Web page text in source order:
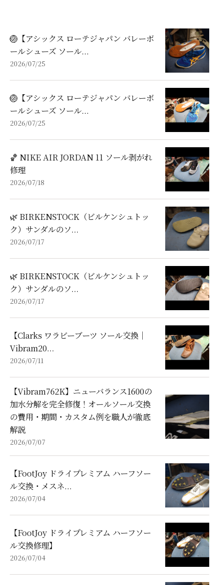
🏐【アシックス ローテジャパン バレーボ
ールシューズ ソール...
2026/07/25
🏐【アシックス ローテジャパン バレーボ
ールシューズ ソール...
2026/07/25
🏀 NIKE AIR JORDAN 11 ソール剥がれ
修理
2026/07/18
🌿 BIRKENSTOCK（ビルケンシュトッ
ク）サンダルのソ...
2026/07/17
🌿 BIRKENSTOCK（ビルケンシュトッ
ク）サンダルのソ...
2026/07/17
【Clarks ワラビーブーツ ソール交換｜
Vibram20...
2026/07/11
【Vibram762K】ニューバランス1600の
加水分解を完全修復！オールソール交換
の費用・期間・カスタム例を職人が徹底
解説
2026/07/07
【FootJoy ドライプレミアム ハーフソー
ル交換・メスネ...
2026/07/04
【FootJoy ドライプレミアム ハーフソー
ル交換修理】
2026/07/04